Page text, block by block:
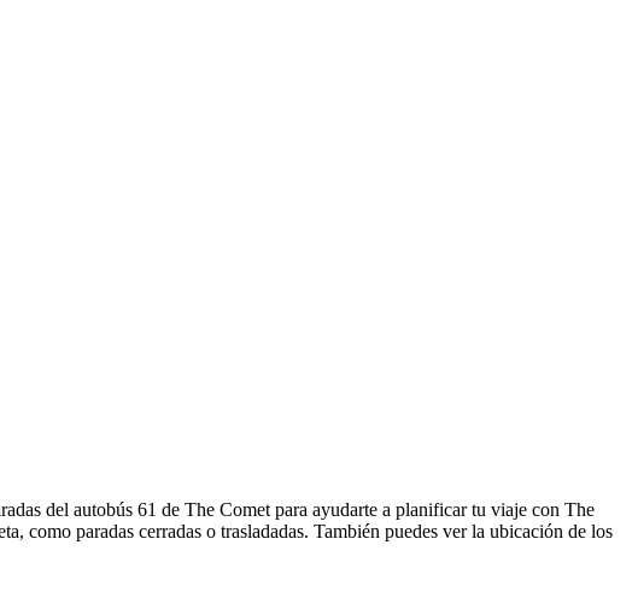
del autobús 61 de The Comet para ayudarte a planificar tu viaje con The
como paradas cerradas o trasladadas. También puedes ver la ubicación de los